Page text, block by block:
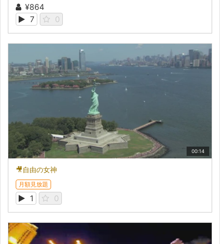
¥864
7
0
00:14
🎥自由の女神
月額見放題
1 0